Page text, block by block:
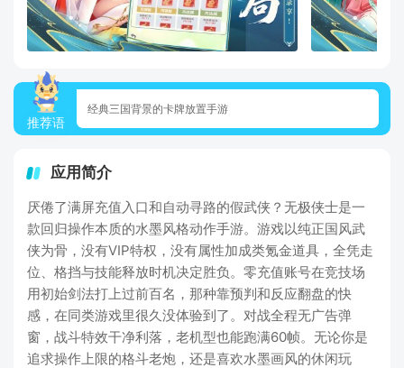
推荐语
经典三国背景的卡牌放置手游
应用简介
厌倦了满屏充值入口和自动寻路的假武侠？无极侠士是一
款回归操作本质的水墨风格动作手游。游戏以纯正国风武
侠为骨，没有VIP特权，没有属性加成类氪金道具，全凭走
位、格挡与技能释放时机决定胜负。零充值账号在竞技场
用初始剑法打上过前百名，那种靠预判和反应翻盘的快
感，在同类游戏里很久没体验到了。对战全程无广告弹
窗，战斗特效干净利落，老机型也能跑满60帧。无论你是
追求操作上限的格斗老炮，还是喜欢水墨画风的休闲玩